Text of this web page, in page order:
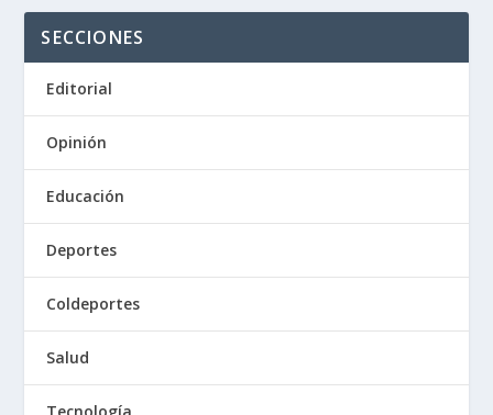
SECCIONES
Editorial
Opinión
Educación
Deportes
Coldeportes
Salud